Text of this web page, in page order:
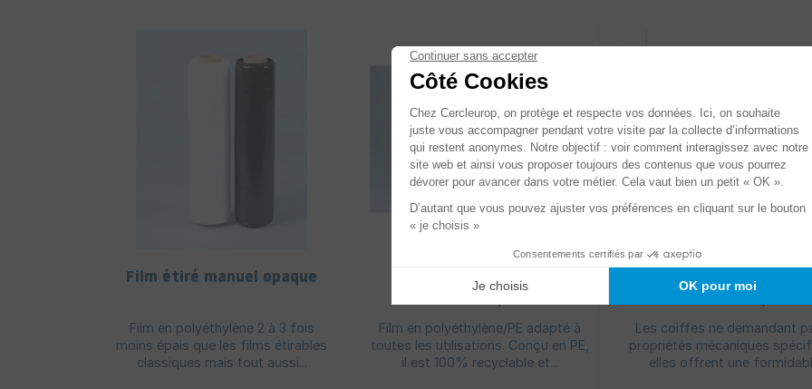
Film étiré manuel opaque
Film en polyéthylène 2 à 3 fois
moins épais que les films étirables
classiques mais tout aussi...
Film étirable manuel
Film en polyéthylène/PE adapté à
toutes les utilisations. Conçu en PE,
il est 100% recyclable et...
Coiffes palettes en
100% recyclé
Les coiffes ne demandant
propriétés mécaniques
elles offrent une